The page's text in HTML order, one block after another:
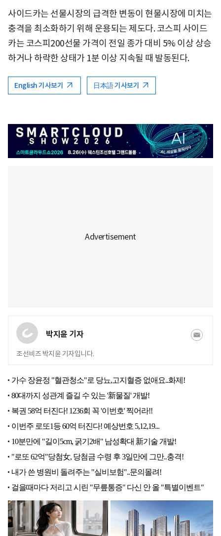
사이드카는 선물시장의 급격한 변동이 현물시장에 미치는
충격을 최소화하기 위해 운용되는 제도다. 코스피 사이드
카는 코스피200선물 가격이 전일 종가 대비 5% 이상 상승
하거나 하락한 상태가 1분 이상 지속될 때 발동된다.
English 기사보기 日本語 기사보기
박지윤 기자
조선비즈 박지윤 기자입니다.